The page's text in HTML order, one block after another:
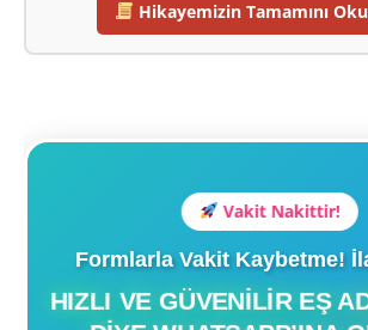
Hikayemizin Tamamını
Vakit Nakittir!
Formlarla Vakit Kaybetme!
HIZLI VE GÜVENILIR EŞ